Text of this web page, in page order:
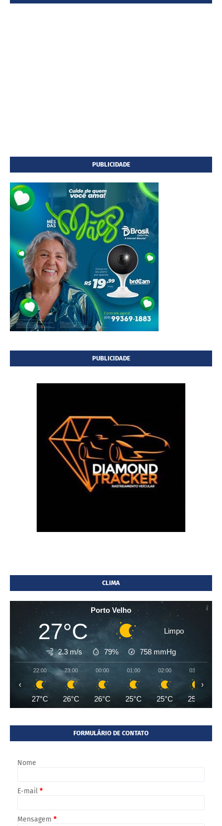
PUBLICIDADE
PUBLICIDADE
CLIMA
Porto Velho
27°C Limpo
2.3 m/s 79% 758 mmHg
22:00
27°C
23:00
26°C
00:00
26°C
01:00
25°C
02:00
25°C
03:00
25°C
‹ ›
FORMULÁRIO DE CONTATO
Nome
E-mail *
Mensagem *